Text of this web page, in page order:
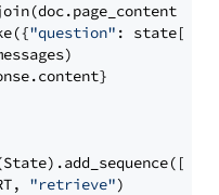
"question" : state[
"retrieve")